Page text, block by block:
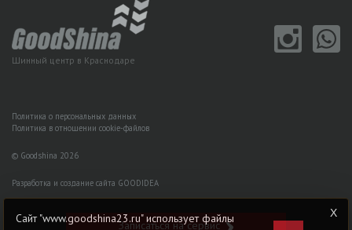
Шинный центр в Краснодаре
Политика о персональных данных
Политика в отношении cookie-файлов
© Goodshina 2026
Разработка и создание сайта GOODIDEA
Записаться на сервис
Сайт "www.goodshina23.ru" использует файлы